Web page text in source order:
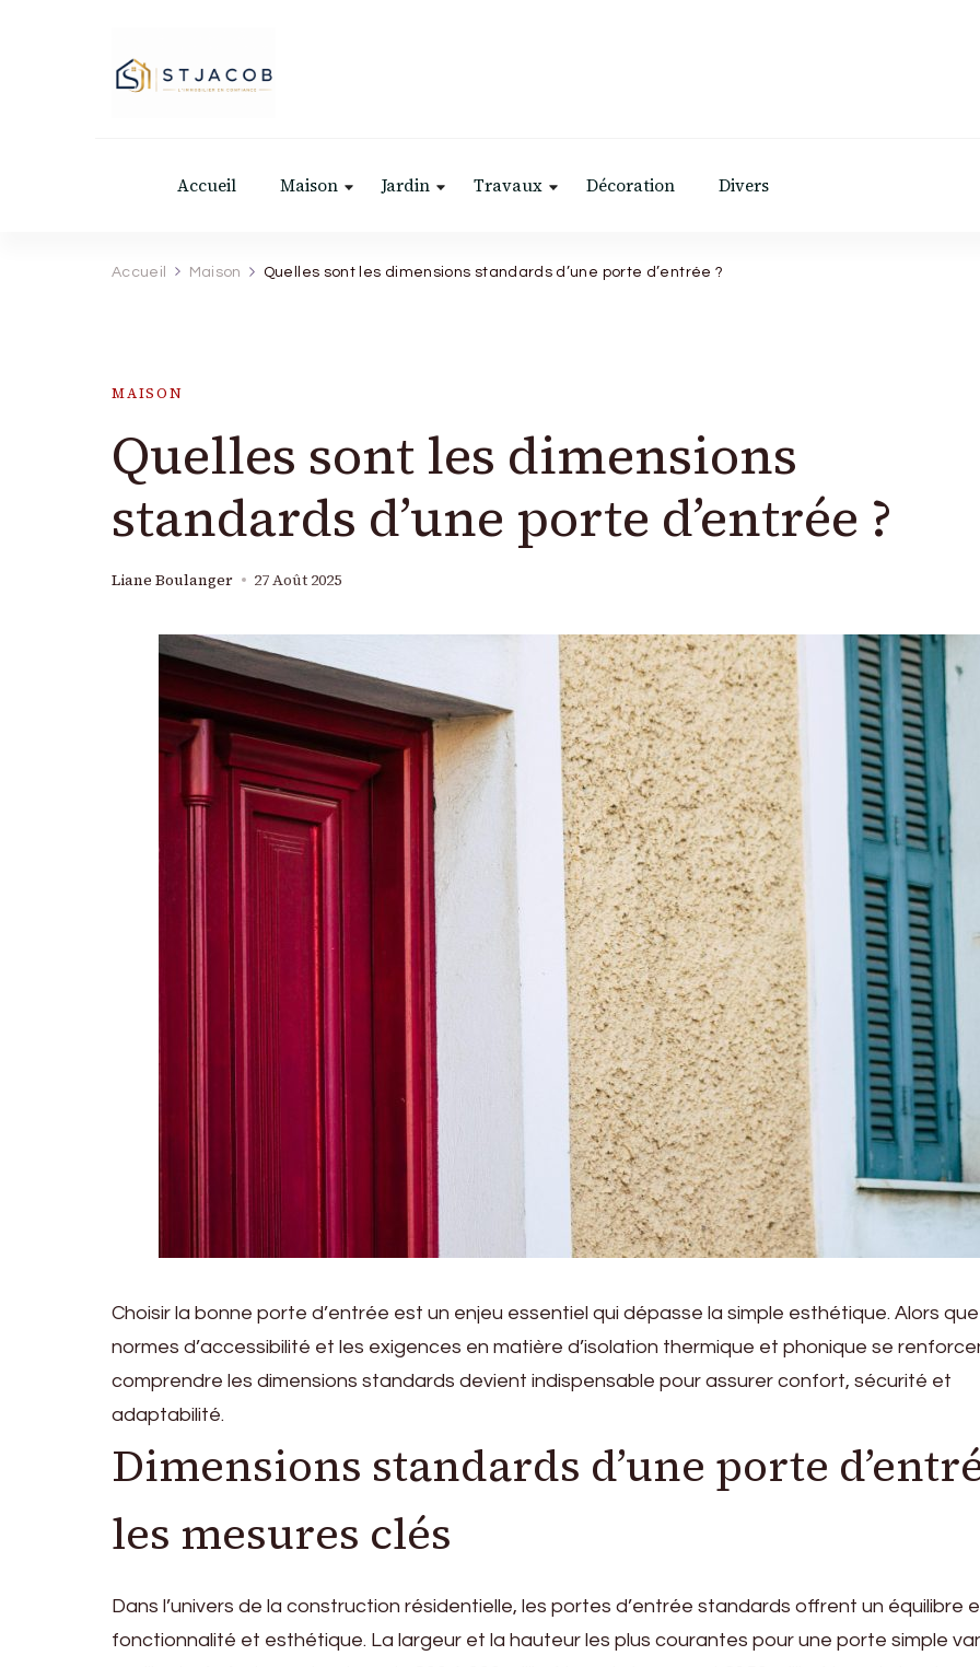
Accueil Maison Jardin Travaux Décoration Divers
Accueil Maison Quelles sont les dimensions standards d’une porte d’entrée ?
MAISON
Quelles sont les dimensions
standards d’une porte d’entrée ?
Liane Boulanger 27 Août 2025
Choisir la bonne porte d’entrée est un enjeu essentiel qui dépasse la simple esthétique. Alors
normes d’accessibilité et les exigences en matière d’isolation thermique et phonique se
comprendre les dimensions standards devient indispensable pour assurer confort, sécurité et
adaptabilité.
Dimensions standards d’une porte
les mesures clés
Dans l’univers de la construction résidentielle, les portes d’entrée standards offrent un équilibre
fonctionnalité et esthétique. La largeur et la hauteur les plus courantes pour une porte simple